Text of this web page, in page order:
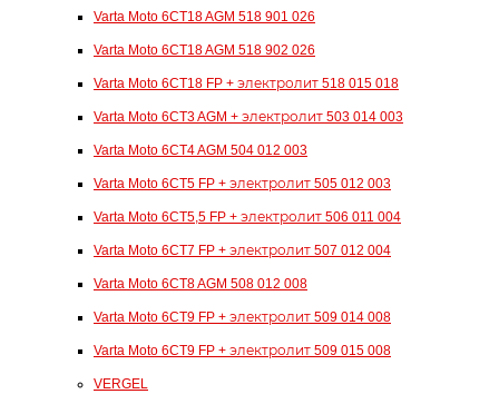
Varta Moto 6CT18 AGM 518 901 026
Varta Moto 6CT18 AGM 518 902 026
Varta Moto 6CT18 FP + электролит 518 015 018
Varta Moto 6CT3 AGM + электролит 503 014 003
Varta Moto 6CT4 AGM 504 012 003
Varta Moto 6CT5 FP + электролит 505 012 003
Varta Moto 6CT5,5 FP + электролит 506 011 004
Varta Moto 6CT7 FP + электролит 507 012 004
Varta Moto 6CT8 AGM 508 012 008
Varta Moto 6CT9 FP + электролит 509 014 008
Varta Moto 6CT9 FP + электролит 509 015 008
VERGEL